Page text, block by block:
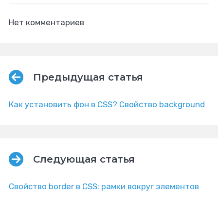
Нет комментариев
Предыдущая статья
Как установить фон в CSS? Cвойство background
Следующая статья
Свойство border в CSS: рамки вокруг элементов